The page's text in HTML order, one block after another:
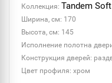
Коллекция: Tandem Soft
Ширина, см: 170
Высота, см: 145
Исполнение полотна
Конструкция дверей:
Цвет профиля: хром